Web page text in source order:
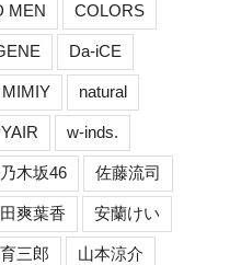
MEN COLORS
Da-iCE
MIMIY natural
w-inds.
乃木坂46 佐藤流司
爽葉香 安蘭けい
三郎 山本涼介